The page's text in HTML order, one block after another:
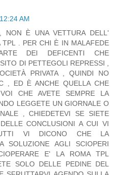
AM
NON È UNA VETTURA DELL'
TPL . PER CHI È IN MALAFEDE
DEI DEFICENTI CHE
DI PETTEGOLI REPRESSI ,
PRIVATA , QUINDI NO
, ED È ANCHE QUELLA CHE
CHE AVETE SEMPRE LA
LEGGETE UN GIORNALE O
, CHIEDETEVI SE SIETE
CONCLUSIONI A CUI VI
VI DICONO CHE LA
SOLUZIONE AGLI SCIOPERI
E' LA ROMA TPL
SOLO DELLE PEDINE DEL